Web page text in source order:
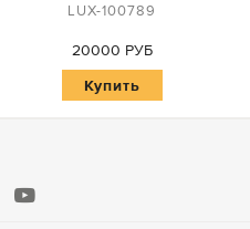
LUX-100789
20000 РУБ
Купить